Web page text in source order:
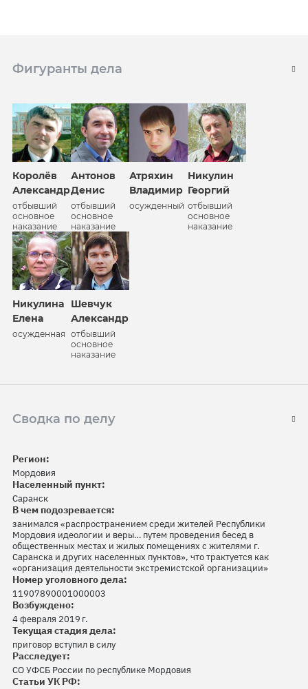
Фигуранты дела
Королёв
Александр
отбывший
основное
наказание
Антонов
Денис
отбывший
основное
наказание
Атряхин
Владимир
осужденный
Никулин
Георгий
отбывший
основное
наказание
Никулина
Елена
осужденная
Шевчук
Александр
отбывший
основное
наказание
Сводка по делу
Регион:
Мордовия
Населенный пункт:
Саранск
В чем подозревается:
занимался «распространением среди жителей Республики
Мордовия идеологии и веры… путем проведения бесед в
общественных местах и жилых помещениях с жителями г.
Саранска и других населенных пунктов», что трактуется как
«организация деятельности экстремистской организации»
Номер уголовного дела:
11907890001000003
Возбуждено:
4 февраля 2019 г.
Текущая стадия дела:
приговор вступил в силу
Расследует:
СО УФСБ России по республике Мордовия
Статьи УК РФ: